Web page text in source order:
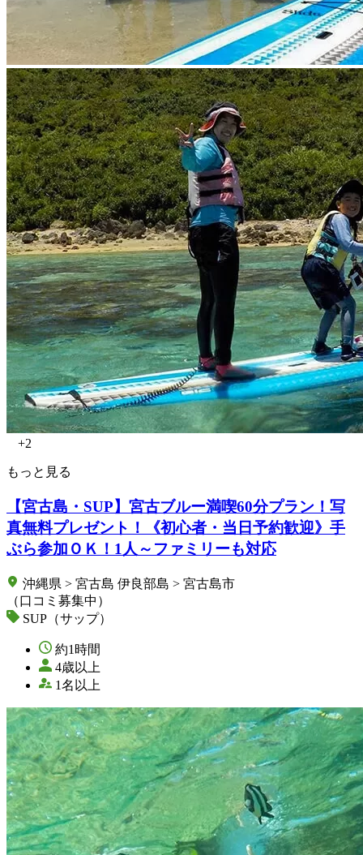
+2
もっと見る
【宮古島・SUP】宮古ブルー満喫60分プラン！写
真無料プレゼント！《初心者・当日予約歓迎》手
ぶら参加ＯＫ！1人～ファミリーも対応
沖縄県 > 宮古島 伊良部島 > 宮古島市
（口コミ募集中）
SUP（サップ）
約1時間
4歳以上
1名以上